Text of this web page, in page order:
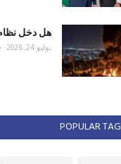
هل دخل نظام
يوليو 24, 2026
POPULAR